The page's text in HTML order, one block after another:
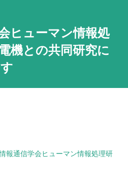
ヒューマン情報処
機との共同研究に
報通信学会ヒューマン情報処理研